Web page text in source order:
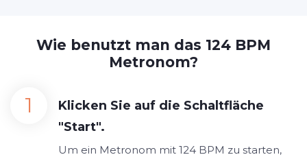
Wie benutzt man das 124 BPM
Metronom?
Klicken Sie auf die Schaltfläche
"Start".
Um ein Metronom mit 124 BPM zu starten,